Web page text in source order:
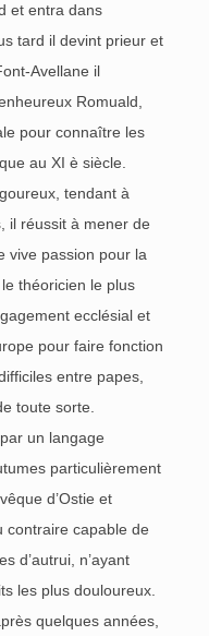
et entra dans
tard il devint prieur et
Avellane il
Romuald,
pour connaître les
au XI è siècle.
tendant à
il réussit à mener de
vive passion pour la
théoricien le plus
ecclésial et
pour faire fonction
entre papes,
toute sorte.
un langage
particulièrement
d’Ostie et
contraire capable de
d’autrui, n’ayant
les plus douloureux.
quelques années,